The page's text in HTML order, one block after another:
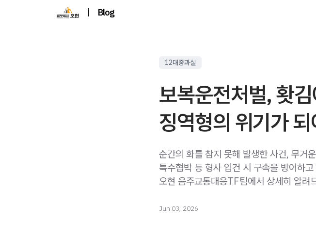
| Blog
12대중과실
보복운전처벌, 홧
징역형의 위기가
순간의 화를 참지 못해 발생한 사건, 무거
특수협박 등 형사 입건 시 구속을 방어하
오현 음주교통대응TF팀에서 상세히 알려
Jun 03, 2026